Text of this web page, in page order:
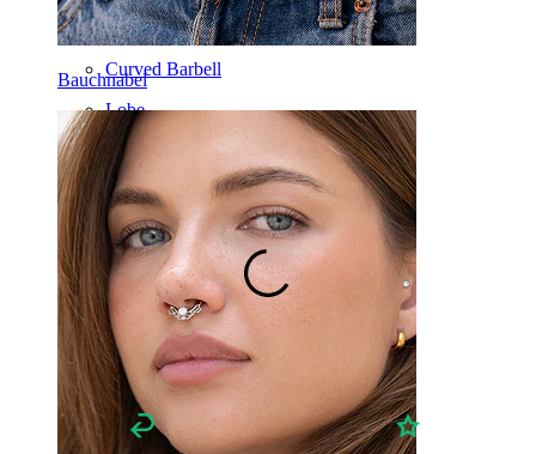
Bauchnabel
Werkzeuge
Curved Barbell
Lobe
Titan